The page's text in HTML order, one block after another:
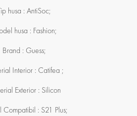
husa : AntiSoc;
husa : Fashion;
Brand : Guess;
Interior : Catifea ;
Exterior : Silicon
: S21 Plus;